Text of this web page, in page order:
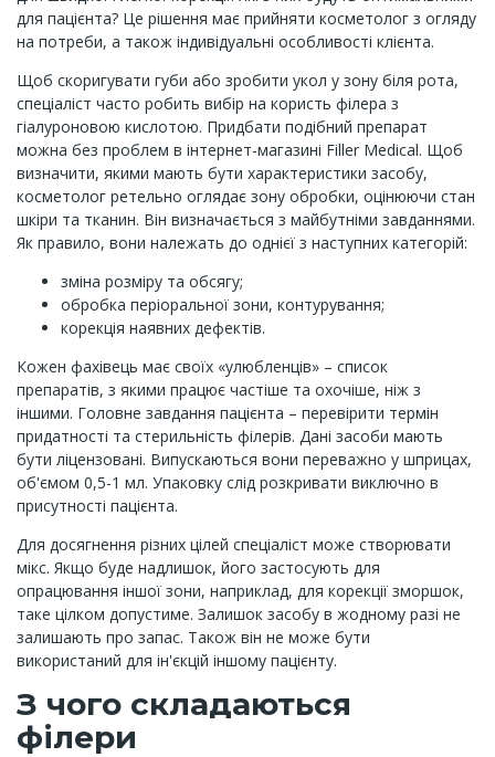
для пацієнта? Це рішення має прийняти косметолог з огляду
на потреби, а також індивідуальні особливості клієнта.
Щоб скоригувати губи або зробити укол у зону біля рота,
спеціаліст часто робить вибір на користь філера з
гіалуроновою кислотою. Придбати подібний препарат
можна без проблем в інтернет-магазині Filler Medical. Щоб
визначити, якими мають бути характеристики засобу,
косметолог ретельно оглядає зону обробки, оцінюючи стан
шкіри та тканин. Він визначається з майбутніми завданнями.
Як правило, вони належать до однієї з наступних категорій:
зміна розміру та обсягу;
обробка періоральної зони, контурування;
корекція наявних дефектів.
Кожен фахівець має своїх «улюбленців» – список
препаратів, з якими працює частіше та охочіше, ніж з
іншими. Головне завдання пацієнта – перевірити термін
придатності та стерильність філерів. Дані засоби мають
бути ліцензовані. Випускаються вони переважно у шприцах,
об'ємом 0,5-1 мл. Упаковку слід розкривати виключно в
присутності пацієнта.
Для досягнення різних цілей спеціаліст може створювати
мікс. Якщо буде надлишок, його застосують для
опрацювання іншої зони, наприклад, для корекції зморшок,
таке цілком допустиме. Залишок засобу в жодному разі не
залишають про запас. Також він не може бути
використаний для ін'єкцій іншому пацієнту.
З чого складаються
філери